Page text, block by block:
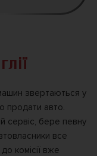
звертаються у
продати авто.
сервіс, бере певну
все
комісії вже